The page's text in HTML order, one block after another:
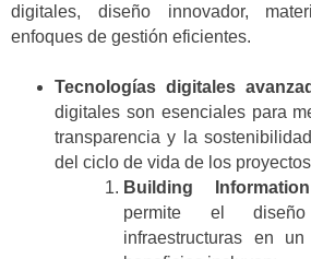
digitales, diseño innovador,
enfoques de gestión eficientes.
Tecnologías digitales
digitales son esenciales para
transparencia y la
del ciclo de vida de los
Building
permite el
infraestructuras en